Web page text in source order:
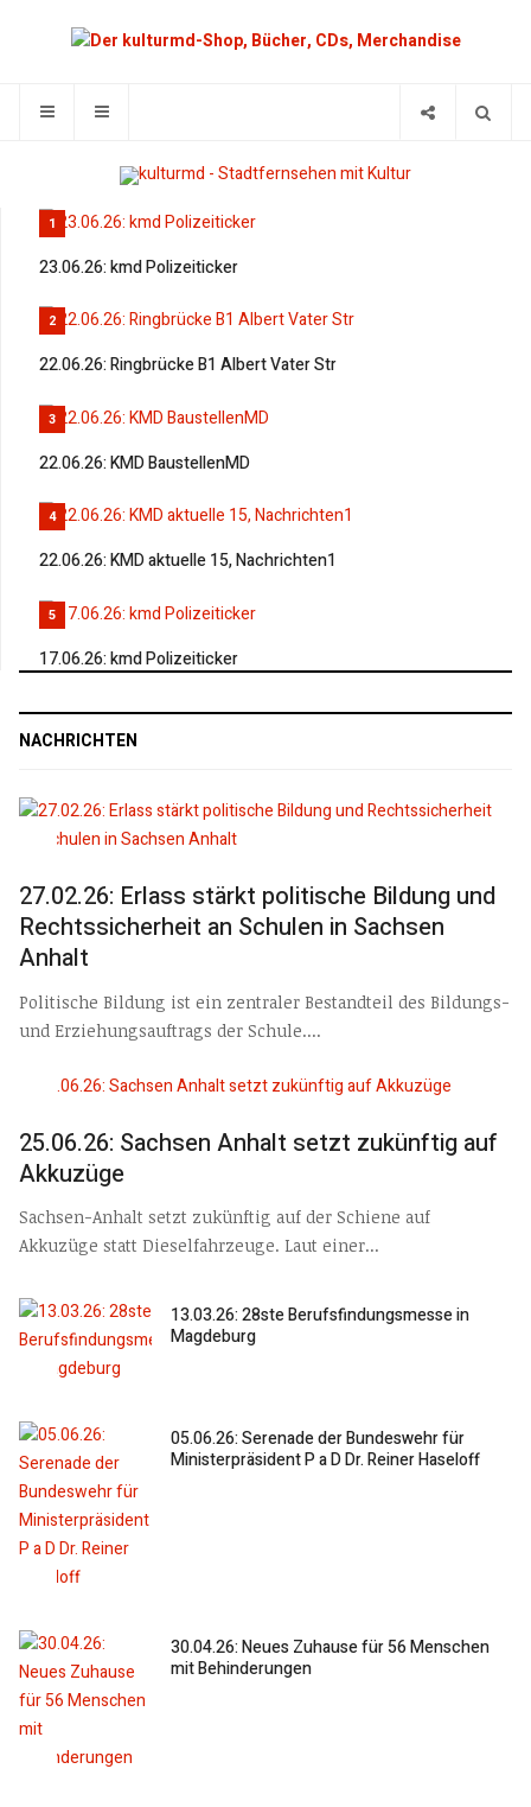
1
23.06.26: kmd Polizeiticker
2
22.06.26: Ringbrücke B1 Albert Vater Str
3
22.06.26: KMD BaustellenMD
4
22.06.26: KMD aktuelle 15, Nachrichten1
5
17.06.26: kmd Polizeiticker
NACHRICHTEN
27.02.26: Erlass stärkt politische Bildung und
Rechtssicherheit an Schulen in Sachsen
Anhalt
Politische Bildung ist ein zentraler Bestandteil des Bildungs-
und Erziehungsauftrags der Schule....
25.06.26: Sachsen Anhalt setzt zukünftig auf
Akkuzüge
Sachsen-Anhalt setzt zukünftig auf der Schiene auf
Akkuzüge statt Dieselfahrzeuge. Laut einer...
13.03.26: 28ste Berufsfindungsmesse in
Magdeburg
05.06.26: Serenade der Bundeswehr für
Ministerpräsident P a D Dr. Reiner Haseloff
30.04.26: Neues Zuhause für 56 Menschen
mit Behinderungen